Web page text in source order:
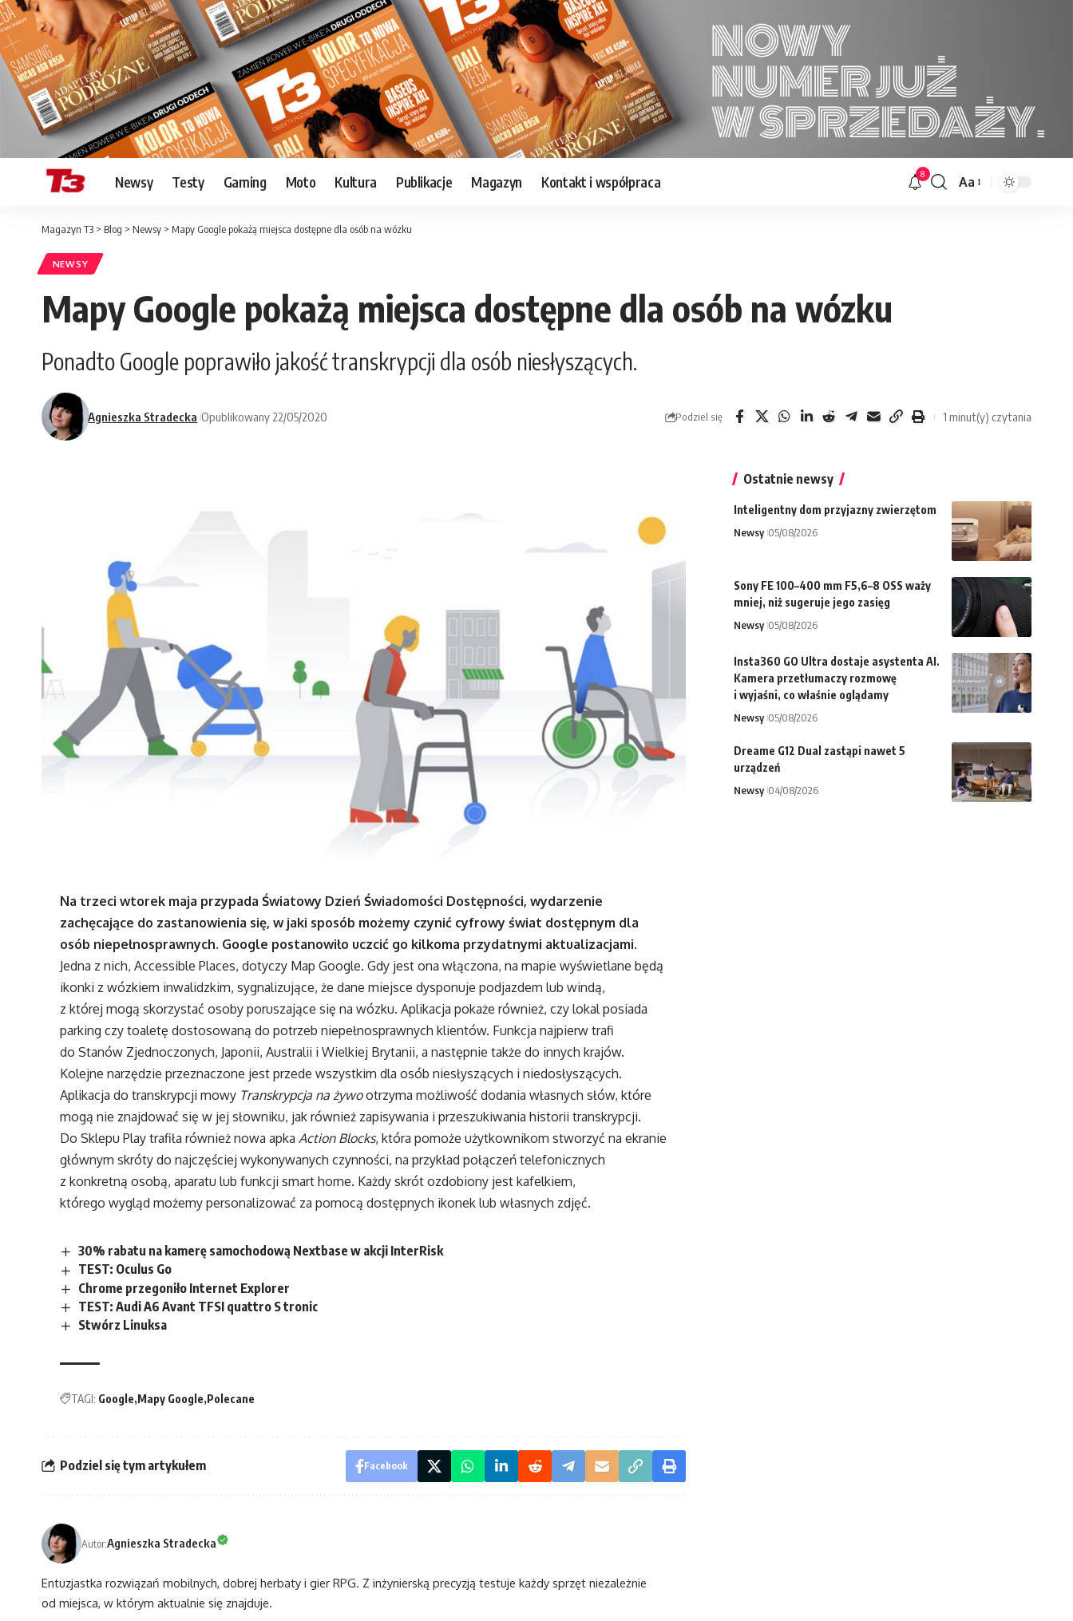
Newsy Testy Gaming Moto Kultura Publikacje Magazyn Kontakt i współpraca 8
Font
Aa
Magazyn T3 > Blog > Newsy > Mapy Google pokażą miejsca dostępne dla osób na wózku
NEWSY
Mapy Google pokażą miejsca dostępne dla osób na wózku
Ponadto Google poprawiło jakość transkrypcji dla osób niesłyszących.
Agnieszka Stradecka Opublikowany 22/05/2020 Podziel się 1 minut(y) czytania
Na trzeci wtorek maja przypada Światowy Dzień Świadomości Dostępności, wydarzenie
zachęcające do zastanowienia się, w jaki sposób możemy czynić cyfrowy świat dostępnym dla
osób niepełnosprawnych. Google postanowiło uczcić go kilkoma przydatnymi aktualizacjami.
Jedna z nich, Accessible Places, dotyczy Map Google. Gdy jest ona włączona, na mapie wyświetlane będą
ikonki z wózkiem inwalidzkim, sygnalizujące, że dane miejsce dysponuje podjazdem lub windą,
z której mogą skorzystać osoby poruszające się na wózku. Aplikacja pokaże również, czy lokal posiada
parking czy toaletę dostosowaną do potrzeb niepełnosprawnych klientów. Funkcja najpierw trafi
do Stanów Zjednoczonych, Japonii, Australii i Wielkiej Brytanii, a następnie także do innych krajów.
Kolejne narzędzie przeznaczone jest przede wszystkim dla osób niesłyszących i niedosłyszących.
Aplikacja do transkrypcji mowy Transkrypcja na żywootrzyma możliwość dodania własnych słów, które
mogą nie znajdować się w jej słowniku, jak również zapisywania i przeszukiwania historii transkrypcji.
Do Sklepu Play trafiła również nowa apkaAction Blocks, która pomoże użytkownikom stworzyć na ekranie
głównym skróty do najczęściej wykonywanych czynności, na przykład połączeń telefonicznych
z konkretną osobą, aparatu lub funkcji smart home. Każdy skrót ozdobiony jest kafelkiem,
którego wygląd możemy personalizować za pomocą dostępnych ikonek lub własnych zdjęć.
30% rabatu na kamerę samochodową Nextbase w akcji InterRisk
TEST: Oculus Go
Chrome przegoniło Internet Explorer
TEST: Audi A6 Avant TFSI quattro S tronic
Stwórz Linuksa
TAGI: Google Mapy Google Polecane
Podziel się tym artykułem Facebook
Autor:Agnieszka Stradecka
Entuzjastka rozwiązań mobilnych, dobrej herbaty i gier RPG. Z inżynierską precyzją testuje każdy sprzęt niezależnie
od miejsca, w którym aktualnie się znajduje.
Ostatnie newsy
Inteligentny dom przyjazny zwierzętom
Newsy 05/08/2026
Sony FE 100–400 mm F5,6–8 OSS waży
mniej, niż sugeruje jego zasięg
Newsy 05/08/2026
Insta360 GO Ultra dostaje asystenta AI.
Kamera przetłumaczy rozmowę
i wyjaśni, co właśnie oglądamy
Newsy 05/08/2026
Dreame G12 Dual zastąpi nawet 5
urządzeń
Newsy 04/08/2026